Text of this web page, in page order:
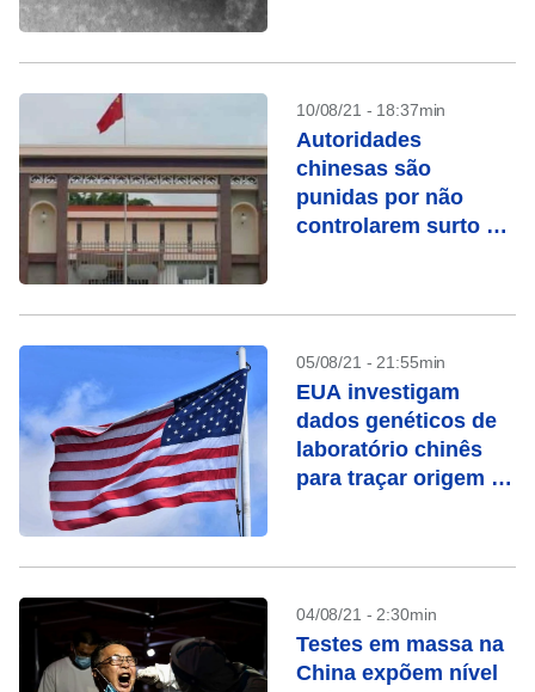
10/08/21 - 18:37min
Autoridades
chinesas são
punidas por não
controlarem surto da
05/08/21 - 21:55min
EUA investigam
dados genéticos de
laboratório chinês
para traçar origem da
04/08/21 - 2:30min
Testes em massa na
China expõem nível